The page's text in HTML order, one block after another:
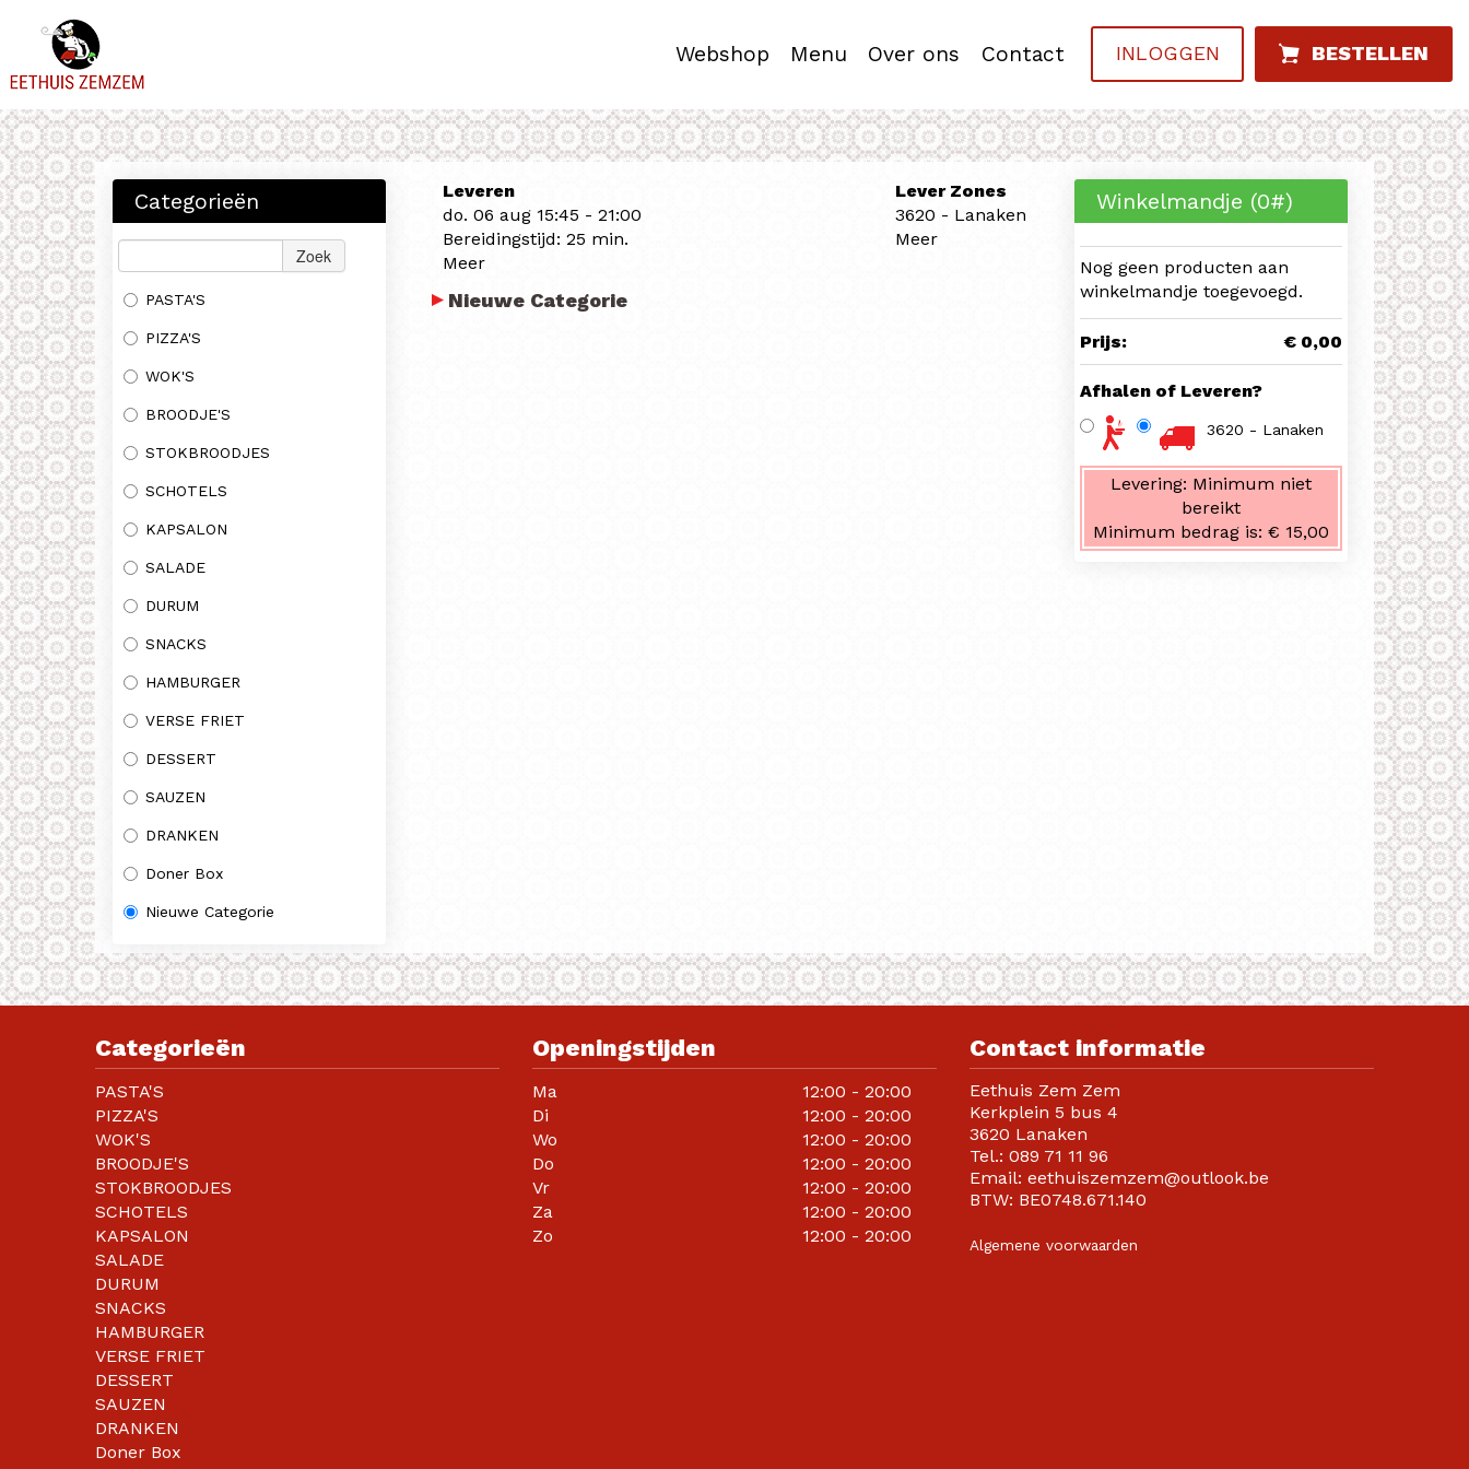
Webshop Menu Over ons Contact INLOGGEN BESTELLEN
Categorieën
Zoek
PASTA'S
PIZZA'S
WOK'S
BROODJE'S
STOKBROODJES
SCHOTELS
KAPSALON
SALADE
DURUM
SNACKS
HAMBURGER
VERSE FRIET
DESSERT
SAUZEN
DRANKEN
Doner Box
Nieuwe Categorie
Leveren
do. 06 aug 15:45 - 21:00
Bereidingstijd: 25 min.
Meer
Lever Zones
3620 - Lanaken
Meer
Nieuwe Categorie
Winkelmandje (0#)
Nog geen producten aan
winkelmandje toegevoegd.
Prijs: € 0,00
Afhalen of Leveren?
3620 - Lanaken
Levering: Minimum niet
bereikt
Minimum bedrag is:€ 15,00
Categorieën
PASTA'S
PIZZA'S
WOK'S
BROODJE'S
STOKBROODJES
SCHOTELS
KAPSALON
SALADE
DURUM
SNACKS
HAMBURGER
VERSE FRIET
DESSERT
SAUZEN
DRANKEN
Doner Box
Openingstijden
Ma
12:00 - 20:00
Di
12:00 - 20:00
Wo
12:00 - 20:00
Do
12:00 - 20:00
Vr
12:00 - 20:00
Za
12:00 - 20:00
Zo
12:00 - 20:00
Contact informatie
Eethuis Zem Zem
Kerkplein 5 bus 4
3620 Lanaken
Tel.: 089 71 11 96
Email: eethuiszemzem@outlook.be
BTW: BE0748.671.140
Algemene voorwaarden